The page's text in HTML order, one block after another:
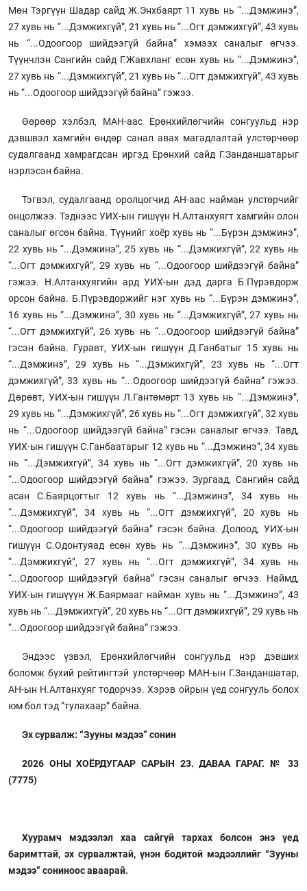
Мөн Тэргүүн Шадар сайд Ж.Энхбаярт 11 хувь нь “...Дэмжинэ”,
27 хувь нь “...Дэмжихгүй”, 21 хувь нь “...Огт дэмжихгүй”, 43 хувь
нь “...Одоогоор шийдээгүй байна” хэмээх саналыг өгчээ.
Түүнчлэн Сангийн сайд Г.Жавхланг есөн хувь нь “...Дэмжинэ”,
27 хувь нь “...Дэмжихгүй”, 21 хувь нь “...Огт дэмжихгүй”, 43 хувь
нь “...Одоогоор шийдээгүй байна” гэжээ.
Өөрөөр хэлбэл, МАН-аас Ерөнхийлөгчийн сонгуульд нэр
дэвшвэл хамгийн өндөр санал авах магадлалтай улстөрчөөр
судалгаанд хамрагдсан иргэд Ерөнхий сайд Г.Занданшатарыг
нэрлэсэн байна.
Тэгвэл, судалгаанд оролцогчид АН-аас найман улстөрчийг
онцолжээ. Тэднээс УИХ-ын гишүүн Н.Алтанхуягт хамгийн олон
саналыг өгсөн байна. Түүнийг хоёр хувь нь “...Бүрэн дэмжинэ”,
22 хувь нь “...Дэмжинэ”, 25 хувь нь “...Дэмжихгүй”, 22 хувь нь
“...Огт дэмжихгүй”, 29 хувь нь “...Одоогоор шийдээгүй байна”
гэжээ. Н.Алтанхуягийн ард УИХ-ын дэд дарга Б.Пүрэвдорж
орсон байна. Б.Пүрэвдоржийг нэг хувь нь “...Бүрэн дэмжинэ”,
16 хувь нь “...Дэмжинэ”, 30 хувь нь “...Дэмжихгүй”, 27 хувь нь
“...Огт дэмжихгүй”, 26 хувь нь “...Одоогоор шийдээгүй байна”
гэсэн байна. Гуравт, УИХ-ын гишүүн Д.Ганбатыг 15 хувь нь
“...Дэмжинэ”, 29 хувь нь “...Дэмжихгүй”, 23 хувь нь “...Огт
дэмжихгүй”, 33 хувь нь “...Одоогоор шийдээгүй байна” гэжээ.
Дөрөвт, УИХ-ын гишүүн Л.Гантөмөрт 13 хувь нь “...Дэмжинэ”,
29 хувь нь “...Дэмжихгүй”, 26 хувь нь “...Огт дэмжихгүй”, 32 хувь
нь “...Одоогоор шийдээгүй байна” гэсэн саналыг өгчээ. Тавд,
УИХ-ын гишүүн С.Ганбаатарыг 12 хувь нь “...Дэмжинэ”, 34 хувь
нь “...Дэмжихгүй”, 34 хувь нь “...Огт дэмжихгүй”, 20 хувь нь
“...Одоогоор шийдээгүй байна” гэжээ. Зургаад, Сангийн сайд
асан С.Баярцогтыг 12 хувь нь “...Дэмжинэ”, 34 хувь нь
“...Дэмжихгүй”, 34 хувь нь “...Огт дэмжихгүй”, 20 хувь нь
“...Одоогоор шийдээгүй байна” гэсэн байна. Долоод, УИХ-ын
гишүүн С.Одонтуяад есөн хувь нь “...Дэмжинэ”, 30 хувь нь
“...Дэмжихгүй”, 27 хувь нь “...Огт дэмжихгүй”, 34 хувь нь
“...Одоогоор шийдээгүй байна” гэсэн саналыг өгчээ. Наймд,
УИХ-ын гишүүүн Ж.Баярмааг найман хувь нь “...Дэмжинэ”, 43
хувь нь “...Дэмжихгүй”, 20 хувь нь “...Огт дэмжихгүй”, 29 хувь нь
“...Одоогоор шийдээгүй байна” гэжээ.
Эндээс үзвэл, Ерөнхийлөгчийн сонгуульд нэр дэвших
боломж бүхий рейтингтэй улстөрчөөр МАН-ын Г.Занданшатар,
АН-ын Н.Алтанхуяг тодорчээ. Хэрэв ойрын үед сонгууль болох
юм бол тэд “тулахаар” байна.
Эх сурвалж: “Зууны мэдээ” сонин
2026 ОНЫ ХОЁРДУГААР САРЫН 23. ДАВАА ГАРАГ. № 33
(7775)
Хуурамч мэдээлэл хаа сайгүй тархах болсон энэ үед
баримттай, эх сурвалжтай, үнэн бодитой мэдээллийг “Зууны
мэдээ” сониноос аваарай.